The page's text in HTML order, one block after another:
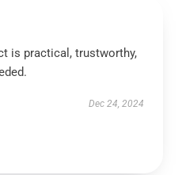
is practical, trustworthy,
Dec 24, 2024